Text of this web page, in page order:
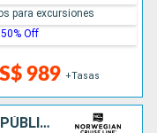
989 +Tasas
para excursiones
Off
ESTADOS UNIDOS, BAHAMAS, REPÚBLICA DOMINICANA, JAMAICA, ISLAS CAIMÁN